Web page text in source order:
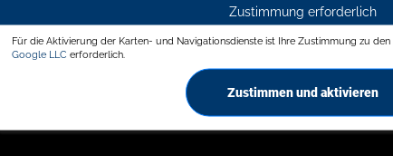
Zustimmung erforderlich
Für die Aktivierung der Karten- und Navigationsdienste ist Ihre Zustimmung zu den
Google LLC erforderlich.
Zustimmen und aktivieren